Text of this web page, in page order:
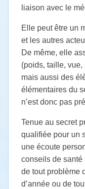
liaison avec le
Elle peut être un
et les autres
De même, elle
(poids, taille,
mais aussi des
élémentaires du
n’est donc pas
Tenue au secret
qualifiée pour un
une écoute
conseils de santé
de tout problème
d’année ou de